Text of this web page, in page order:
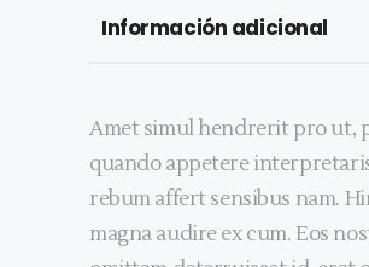
Información adicional
Amet simul hendrerit pro ut,
quando appetere
rebum affert sensibus nam.
magna audire ex cum. Eos